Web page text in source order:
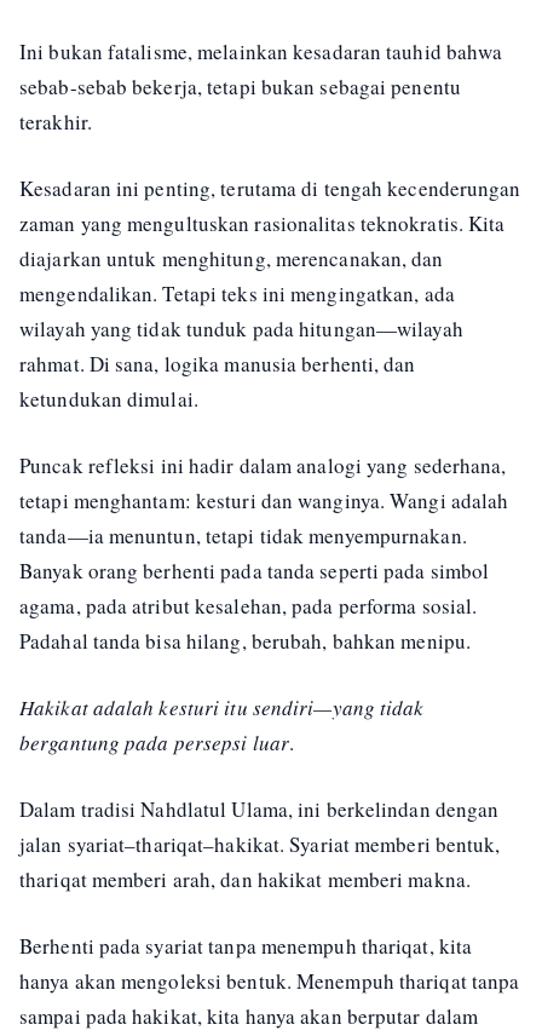
Ini bukan fatalisme, melainkan kesadaran tauhid bahwa
sebab-sebab bekerja, tetapi bukan sebagai penentu
terakhir.
Kesadaran ini penting, terutama di tengah kecenderungan
zaman yang mengultuskan rasionalitas teknokratis. Kita
diajarkan untuk menghitung, merencanakan, dan
mengendalikan. Tetapi teks ini mengingatkan, ada
wilayah yang tidak tunduk pada hitungan—wilayah
rahmat. Di sana, logika manusia berhenti, dan
ketundukan dimulai.
Puncak refleksi ini hadir dalam analogi yang sederhana,
tetapi menghantam: kesturi dan wanginya. Wangi adalah
tanda—ia menuntun, tetapi tidak menyempurnakan.
Banyak orang berhenti pada tanda seperti pada simbol
agama, pada atribut kesalehan, pada performa sosial.
Padahal tanda bisa hilang, berubah, bahkan menipu.
Hakikat adalah kesturi itu sendiri—yang tidak
bergantung pada persepsi luar.
Dalam tradisi Nahdlatul Ulama, ini berkelindan dengan
jalan syariat–thariqat–hakikat. Syariat memberi bentuk,
thariqat memberi arah, dan hakikat memberi makna.
Berhenti pada syariat tanpa menempuh thariqat, kita
hanya akan mengoleksi bentuk. Menempuh thariqat tanpa
sampai pada hakikat, kita hanya akan berputar dalam